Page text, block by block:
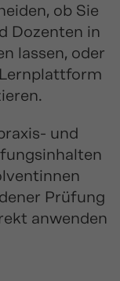
ob Sie
Dozenten in
lassen, oder
und
Prüfung
anwenden